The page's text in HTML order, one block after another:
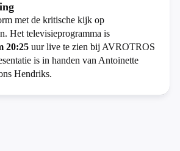
met de kritische kijk op
Het televisieprogramma is
20:25 uur live te zien bij AVROTROS
is in handen van Antoinette
Hendriks.